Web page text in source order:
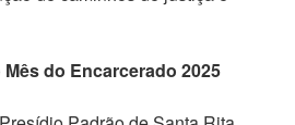
do Encarcerado 2025